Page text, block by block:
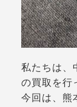
私たちは、
の買取を行
今回は、熊